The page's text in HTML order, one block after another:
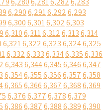
6,2906,2916,2926,293
6,3006,3016,3026,303
6,3106,3116,3126,3136,314
6,3216,3226,3236,3246,325
6,3326,3336,3346,3356,336
6,3436,3446,3456,3466,347
6,3546,3556,3566,3576,358
6,3656,3666,3676,3686,369
6,3766,3776,3786,379
6,3866,3876,3886,3896,390